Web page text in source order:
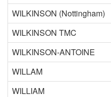
WILKINSON (Nottingham)
WILKINSON TMC
WILKINSON-ANTOINE
WILLAM
WILLIAM